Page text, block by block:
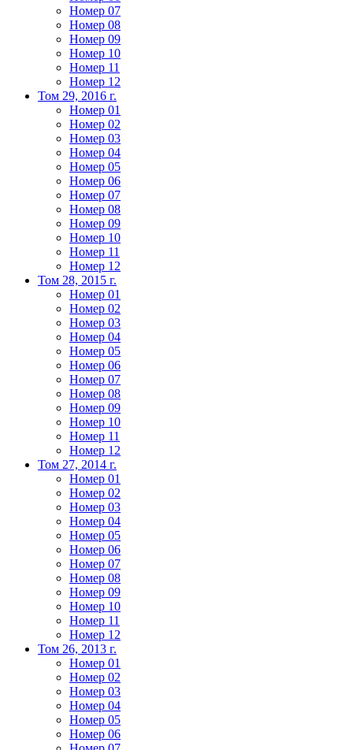
Номер 07
Номер 08
Номер 09
Номер 10
Номер 11
Номер 12
Том 29, 2016 г.
Номер 01
Номер 02
Номер 03
Номер 04
Номер 05
Номер 06
Номер 07
Номер 08
Номер 09
Номер 10
Номер 11
Номер 12
Том 28, 2015 г.
Номер 01
Номер 02
Номер 03
Номер 04
Номер 05
Номер 06
Номер 07
Номер 08
Номер 09
Номер 10
Номер 11
Номер 12
Том 27, 2014 г.
Номер 01
Номер 02
Номер 03
Номер 04
Номер 05
Номер 06
Номер 07
Номер 08
Номер 09
Номер 10
Номер 11
Номер 12
Том 26, 2013 г.
Номер 01
Номер 02
Номер 03
Номер 04
Номер 05
Номер 06